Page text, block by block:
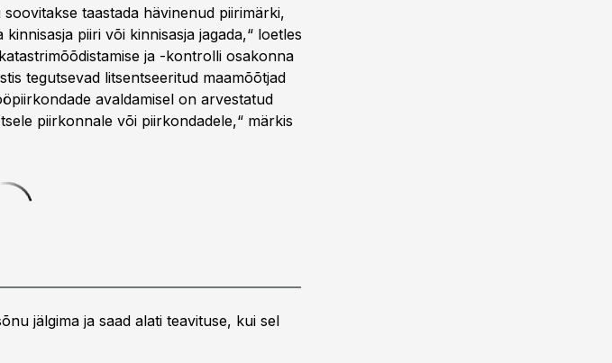
taastada hävinenud piirimärki,
piiri või kinnisasja jagada,“ loetles
ja -kontrolli osakonna
tegutsevad litsentseeritud maamõõtjad
avaldamisel on arvestatud
piirkonnale või piirkondadele,“ märkis
jälgima ja saad alati teavituse, kui sel